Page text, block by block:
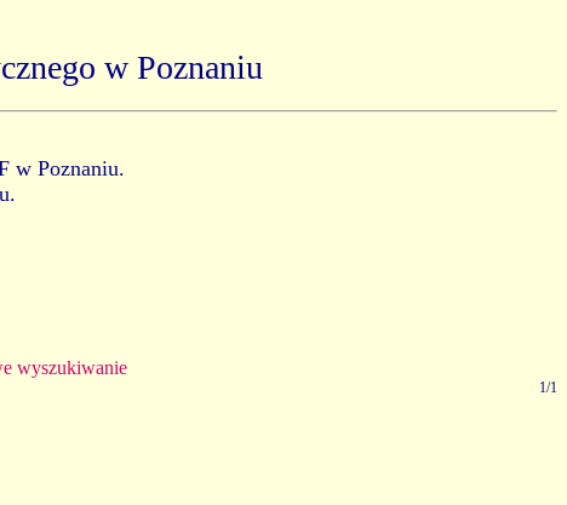
w Poznaniu
w Poznaniu.
wyszukiwanie
1/1